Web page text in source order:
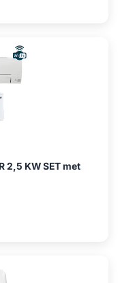
2,5 KW SET met